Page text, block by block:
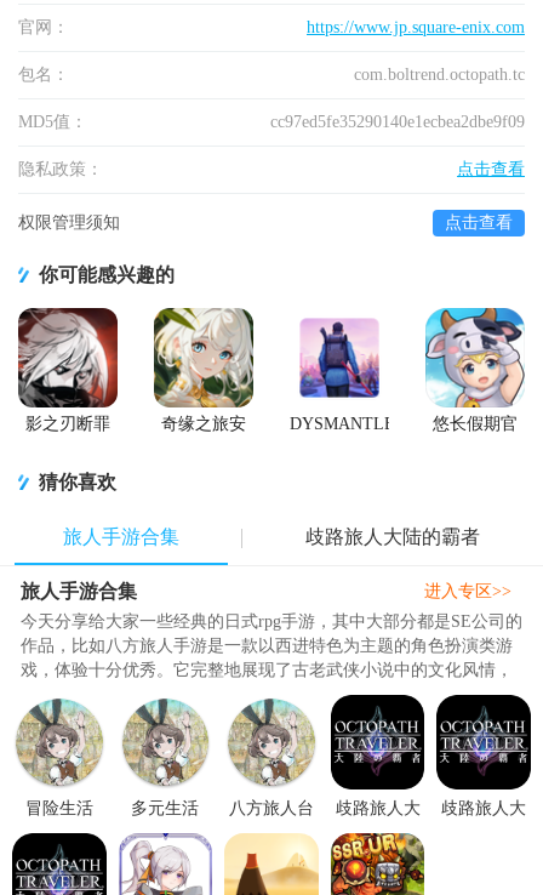
官网： https://www.jp.square-enix.com
包名： com.boltrend.octopath.tc
MD5值： cc97ed5fe35290140e1ecbea2dbe9f09
隐私政策： 点击查看
权限管理须知 点击查看
你可能感兴趣的
影之刃断罪
奇缘之旅安
DYSMANTLE
悠长假期官
猜你喜欢
旅人手游合集 歧路旅人大陆的霸者
旅人手游合集
今天分享给大家一些经典的日式rpg手游，其中大部分都是SE公司的
作品，比如八方旅人手游是一款以西进特色为主题的角色扮演类游
戏，体验十分优秀。它完整地展现了古老武侠小说中的文化风情，
通过多种有趣的玩法，能够带..
进入专区>>
冒险生活
RPG(VARIOUS
DAYLIFE)1.0.1
免付费
多元生活
(VARIOUS
DAYLIFE)
手游1.0.1 se
八方旅人台
服版本免付
费版
(VARIOUSDAYLIFE)
歧路旅人大
陆的霸者日
服正版3.8.5
谷歌版
歧路旅人大